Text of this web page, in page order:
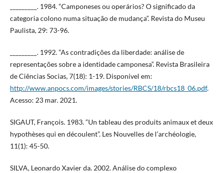
_________. 1984. “Camponeses ou operários? O significado da
categoria colono numa situação de mudança”. Revista do Museu
Paulista, 29: 73-96.
_________. 1992. “As contradições da liberdade: análise de
representações sobre a identidade camponesa”. Revista Brasileira
de Ciências Socias, 7(18): 1-19. Disponível em:
http://www.anpocs.com/images/stories/RBCS/18/rbcs18_06.pdf.
Acesso: 23 mar. 2021.
SIGAUT, François. 1983. “Un tableau des produits animaux et deux
hypothèses qui en découlent”. Les Nouvelles de l’archéologie,
11(1): 45-50.
SILVA, Leonardo Xavier da. 2002. Análise do complexo